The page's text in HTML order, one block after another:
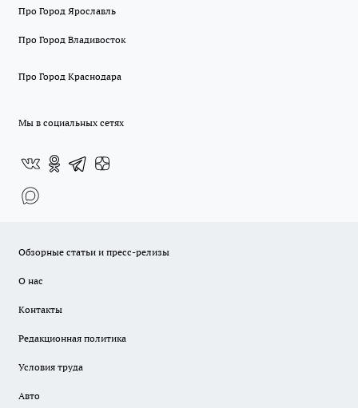
Про Город Ярославль
Про Город Владивосток
Про Город Краснодара
Мы в социальных сетях
Обзорные статьи и пресс-релизы
О нас
Контакты
Редакционная политика
Условия труда
Авто